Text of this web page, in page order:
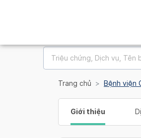
Trang chủ Bệnh viện
Giới thiệu